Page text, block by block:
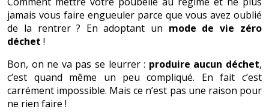
jamais vous faire engueuler parce que vous avez oublié
de la rentrer ? En adoptant un mode de vie zéro
déchet !
Bon, on ne va pas se leurrer : produire aucun déchet,
c’est quand même un peu compliqué. En fait c’est
carrément impossible. Mais ce n’est pas une raison pour
ne rien faire !